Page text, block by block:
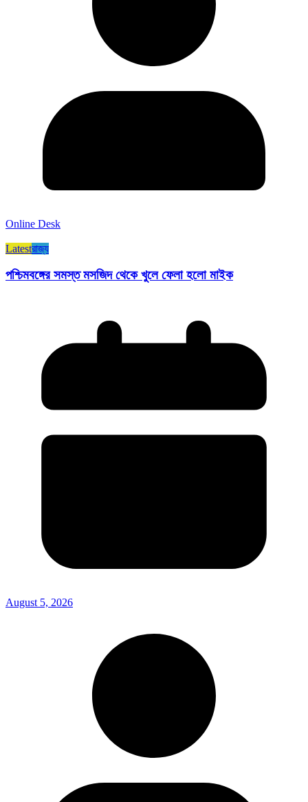
Online Desk
Latestরাজ্য​
পশ্চিমবঙ্গের সমস্ত মসজিদ থেকে খুলে ফেলা হলো মাইক
August 5, 2026